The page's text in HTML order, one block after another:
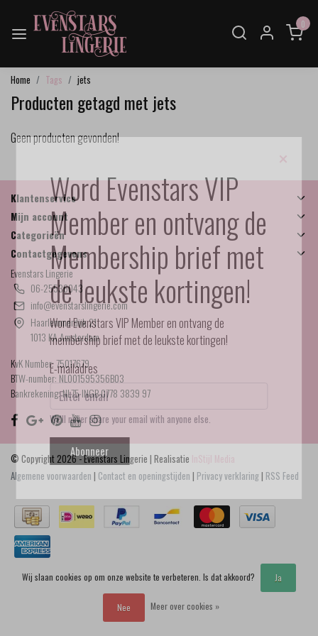
0
Home Tags jets
Producten getagd met jets
Geen producten gevonden!
Klantenservice
Mijn account
Categorieën
Contactgegevens
Evenstars Lingerie
06-25536043
info@evenstarslingerie.com
Haarlemmerdijk 21
1013 KA Amsterdam
KvK Number: 75017679
BTW-number: NL001595356B03
Bankrekening: NL75 INGB 0778 3839 97
© Copyright 2026 - Evenstars Lingerie | Realisatie InStijl Media
Algemene voorwaarden | Contact en openingstijden | Privacy verklaring| RSS Feed
×
Word Evenstars VIP
Member en ontvang de
Membership brief met
de leukste kortingen!
Word Evenstars VIP Member en ontvang de
membership brief met de leukste kortingen!
E-mailadres
We'll never share your email with anyone else.
Abonneer
Wij slaan cookies op om onze website te verbeteren. Is dat akkoord? Ja
Nee Meer over cookies »